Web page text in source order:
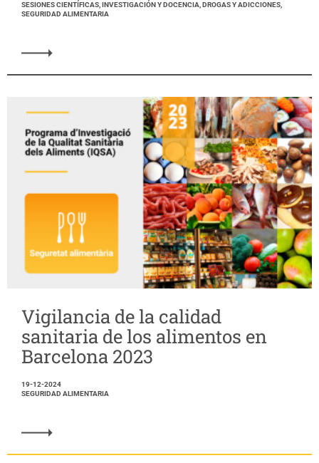
SESIONES CIENTÍFICAS, INVESTIGACIÓN Y DOCENCIA, DROGAS Y ADICCIONES,
SEGURIDAD ALIMENTARIA
Vigilancia de la calidad
sanitaria de los alimentos en
Barcelona 2023
19-12-2024
SEGURIDAD ALIMENTARIA